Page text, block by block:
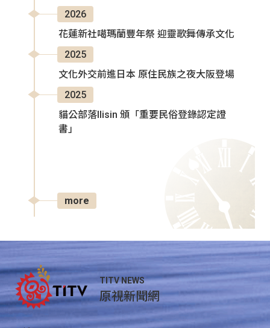
2026
花蓮新社噶瑪蘭豐年祭 迎靈歌舞傳承文化
2025
文化外交前進日本 原住民族之夜大阪登場
2025
貓公部落Ilisin 頒「重要民俗登錄認定證
書」
more
TITV NEWS
原視新聞網